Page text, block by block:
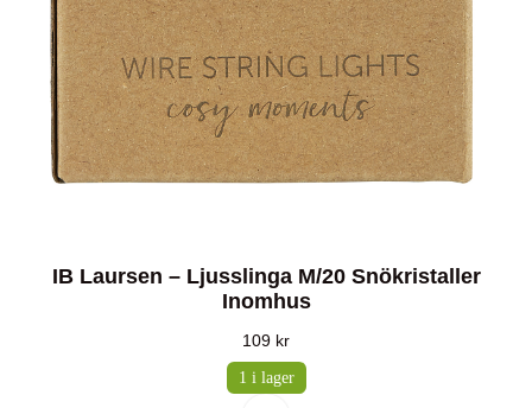
IB Laursen – Ljusslinga M/20 Snökristaller
Inomhus
109 kr
1 i lager